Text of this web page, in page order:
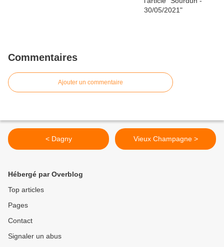
Commentaires
Ajouter un commentaire
< Dagny Vieux Champagne >
Hébergé par Overblog
Top articles
Pages
Contact
Signaler un abus